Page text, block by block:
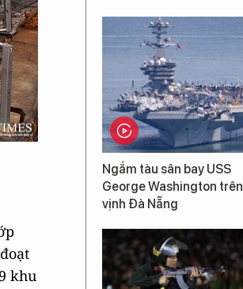
khu
Ngắm tàu sân bay USS
George Washington trên
vịnh Đà Nẵng